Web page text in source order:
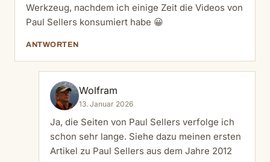
Werkzeug, nachdem ich einige Zeit die Videos von
Paul Sellers konsumiert habe 😀
ANTWORTEN
Wolfram
13. Januar 2026
Ja, die Seiten von Paul Sellers verfolge ich
schon sehr lange. Siehe dazu meinen ersten
Artikel zu Paul Sellers aus dem Jahre 2012